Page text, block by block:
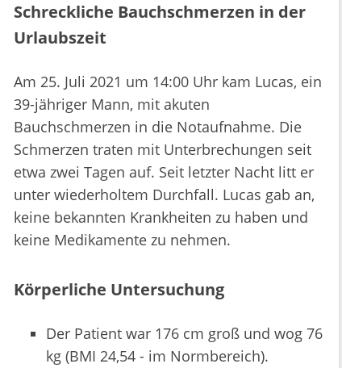
Schreckliche Bauchschmerzen in der
Urlaubszeit
Am 25. Juli 2021 um 14:00 Uhr kam Lucas, ein
39-jähriger Mann, mit akuten
Bauchschmerzen in die Notaufnahme. Die
Schmerzen traten mit Unterbrechungen seit
etwa zwei Tagen auf. Seit letzter Nacht litt er
unter wiederholtem Durchfall. Lucas gab an,
keine bekannten Krankheiten zu haben und
keine Medikamente zu nehmen.
Körperliche Untersuchung
Der Patient war 176 cm groß und wog 76
kg (BMI 24,54 - im Normbereich).